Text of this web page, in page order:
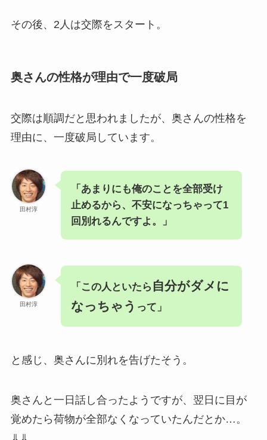
その後、2人は交際をスタート。
奥さんの性格が理由で一度破局
交際は順調だと思われましたが、奥さんの性格を
理由に、一度破局しています。
田村淳
「あまりにも俺のことを全部受け
止めるから、不安になっちゃって1
回別れるんですよ。」
田村淳
「この人といたら 自分がダメに
なっちゃう って」
と感じ、奥さんに別れを告げたそう。
奥さんと一日話し合ったようですが、翌日に目が
覚めたら荷物が全部なくなっていたんだとか…。